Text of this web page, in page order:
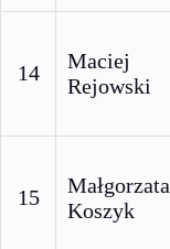
14
Maciej
Rejowski
15
Małgorzata
Koszyk